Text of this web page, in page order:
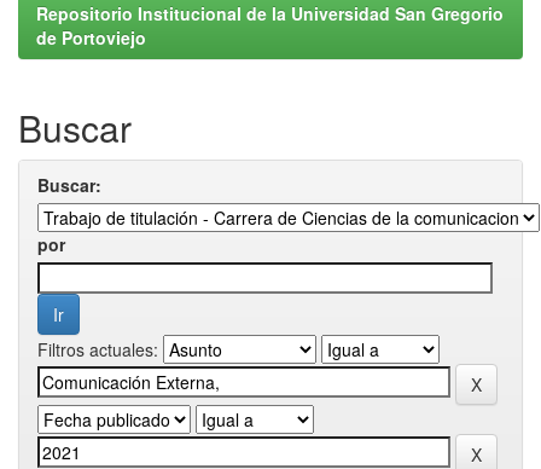
Repositorio Institucional de la Universidad San Gregorio
de Portoviejo
Buscar
Buscar:
por
Filtros actuales: